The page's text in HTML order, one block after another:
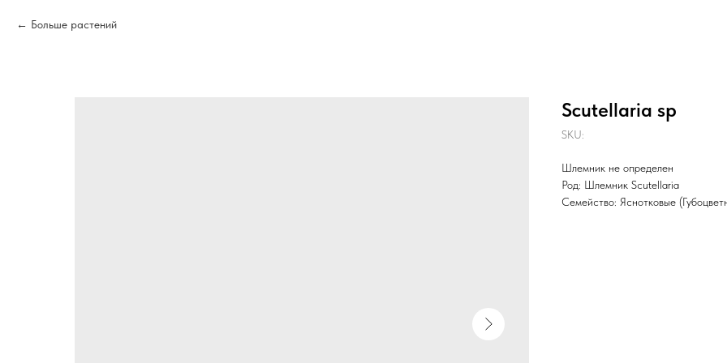
Больше растений
Scutellaria sp
SKU:
Шлемник не определен
Род: Шлемник Scutellaria
Семейство: Яснотковые